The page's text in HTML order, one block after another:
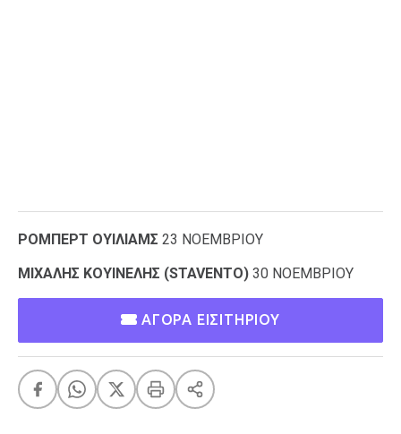
ΡΟΜΠΕΡΤ ΟΥΙΛΙΑΜΣ 23 ΝΟΕΜΒΡΙΟΥ
ΜΙΧΑΛΗΣ ΚΟΥΙΝΕΛΗΣ (STAVENTO) 30 ΝΟΕΜΒΡΙΟΥ
ΑΓΟΡΑ ΕΙΣΙΤΗΡΙΟΥ